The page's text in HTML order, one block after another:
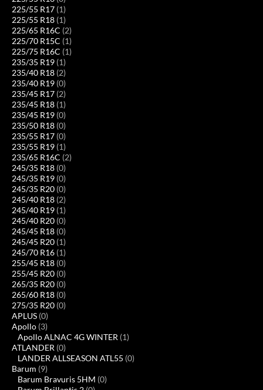
225/55 R17 (1)
225/55 R18 (1)
225/65 R16C (2)
225/70 R15C (1)
225/75 R16C (1)
235/35 R19 (1)
235/40 R18 (2)
235/40 R19 (0)
235/45 R17 (2)
235/45 R18 (1)
235/45 R19 (0)
235/50 R18 (0)
235/55 R17 (0)
235/55 R19 (1)
235/65 R16C (2)
245/35 R18 (0)
245/35 R19 (0)
245/35 R20 (0)
245/40 R18 (2)
245/40 R19 (1)
245/40 R20 (0)
245/45 R18 (0)
245/45 R20 (1)
245/70 R16 (1)
255/45 R18 (0)
255/45 R20 (0)
265/35 R20 (0)
265/60 R18 (0)
275/35 R20 (0)
APLUS (0)
Apollo (3)
Apollo ALNAC 4G WINTER (1)
ATLANDER (0)
LANDER ALLSEASON ATL55 (0)
Barum (9)
Barum Bravuris 5HM (0)